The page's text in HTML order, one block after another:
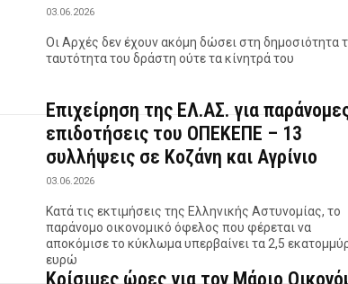
03.06.2026
Οι Αρχές δεν έχουν ακόμη δώσει στη δημοσιότητα
ταυτότητα του δράστη ούτε τα κίνητρά του
Επιχείρηση της ΕΛ.ΑΣ. για
επιδοτήσεις του ΟΠΕΚΕΠΕ – 13
συλλήψεις σε Κοζάνη και Αγρίνιο
03.06.2026
Κατά τις εκτιμήσεις της Ελληνικής Αστυνομίας, το
παράνομο οικονομικό όφελος που φέρεται να
αποκόμισε το κύκλωμα υπερβαίνει τα 2,5
ευρώ
Κρίσιμες ώρες για τον Μάριο